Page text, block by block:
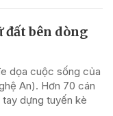
đất bên dòng
dọa cuộc sống của
An). Hơn 70 cán
dựng tuyến kè